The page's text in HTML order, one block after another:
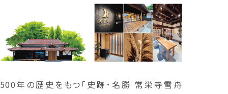
500年の歴史をもつ「史跡･名勝 常栄寺雪舟